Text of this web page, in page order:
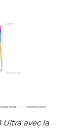
Ultra avec la